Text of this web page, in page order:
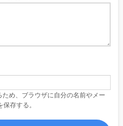
め、ブラウザに自分の名前やメー
存する。